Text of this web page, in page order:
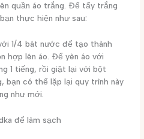
quần áo trắng. Để tẩy trắng
thực hiện như sau:
1/4 bát nước để tạo thành
hợp lên áo. Để yên áo với
1 tiếng, rồi giặt lại với bột
bạn có thể lặp lại quy trình này
như mới.
để làm sạch